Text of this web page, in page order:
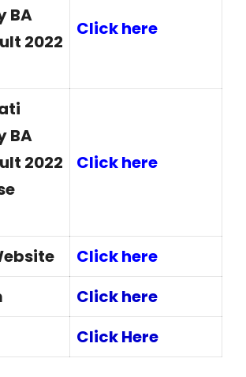
BA
2022
Click here
BA
2022
Click here
Click here
Click here
Click Here